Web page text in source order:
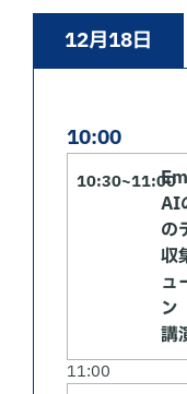
12月18日
10:00
10:30~11:00
AI
の
収
ュ
ン
講
11:00